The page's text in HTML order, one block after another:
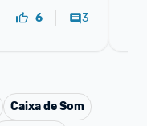
6 3
Caixa de Som